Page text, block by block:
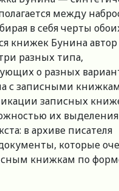
между
в себя черты
книжек Бунина автор
разных типа,
о разных
с записными
записных
их
в архиве писателя
которые
книжкам по